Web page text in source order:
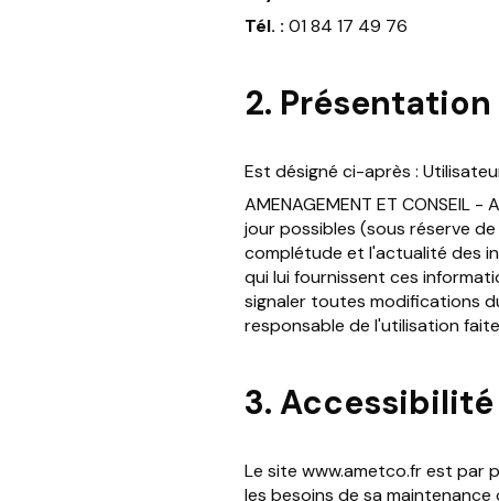
Tél. : 01 84 17 49 76
2.
Est désigné ci-après :
AMENAGEMENT ET CONSEIL
jour possibles (sous réserve
complétude et l'actualité des
qui lui fournissent ces
signaler toutes modifications
responsable de l'utilisation
3. Accessibilité
Le site www.ametco.fr est par
les besoins de sa maintenance